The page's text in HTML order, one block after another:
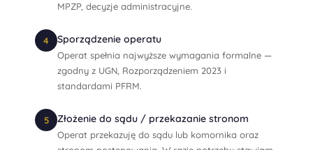
MPZP, decyzje administracyjne.
4 Sporządzenie operatu
Operat spełnia najwyższe wymagania formalne —
zgodny z UGN, Rozporządzeniem 2023 i
standardami PFRM.
5 Złożenie do sądu / przekazanie stronom
Operat przekazuję do sądu lub komornika oraz